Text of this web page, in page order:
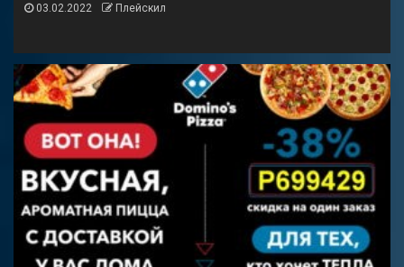
03.02.2022 Плейскил